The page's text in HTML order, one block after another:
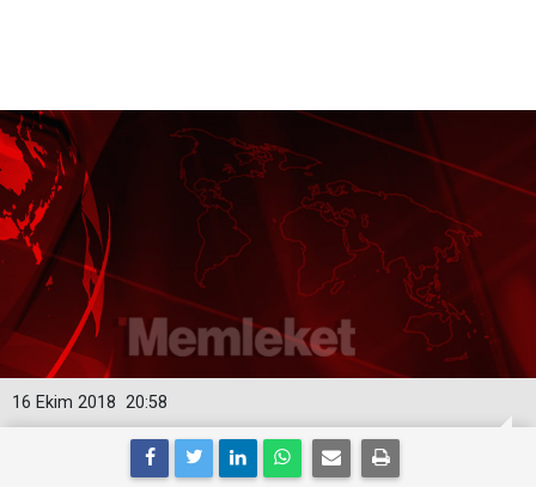
20:58
16 Ekim 2018